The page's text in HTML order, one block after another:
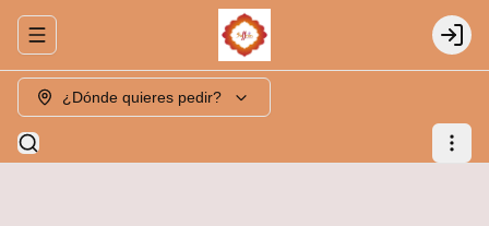
Abrir menu de navegación Login
¿Dónde quieres pedir?